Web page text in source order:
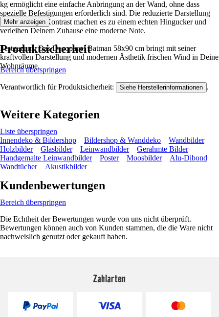
kg ermöglicht eine einfache Anbringung an der Wand, ohne dass
spezielle Befestigungen erforderlich sind. Die reduzierte Darstellung
und der starke Kontrast machen es zu einem echten Hingucker und
verleihen Deinem Zuhause eine moderne Note.
Festgezurrt: Das Decopanel Batman 58x90 cm bringt mit seiner
kraftvollen Darstellung und modernen Ästhetik frischen Wind in Deine
Wohnräume.
Mehr anzeigen
Produktsicherheit
Bereich überspringen
Verantwortlich für Produktsicherheit: Siehe Herstellerinformationen .
Weitere Kategorien
Liste überspringen
Innendeko & Bildershop
Bildershop & Wanddeko
Wandbilder
Holzbilder
Glasbilder Leinwandbilder
Gerahmte Bilder
Handgemalte Leinwandbilder
Poster Moosbilder
Alu-Dibond
Wandtücher
Akustikbilder
Kundenbewertungen
Bereich überspringen
Die Echtheit der Bewertungen wurde von uns nicht überprüft.
Bewertungen können auch von Kunden stammen, die die Ware nicht
nachweislich genutzt oder gekauft haben.
Zahlarten